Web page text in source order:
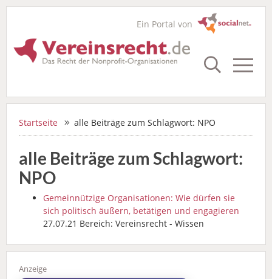
Ein Portal von
Startseite alle Beiträge zum Schlagwort: NPO
alle Beiträge zum Schlagwort:
NPO
Gemeinnützige Organisationen: Wie dürfen sie
sich politisch äußern, betätigen und engagieren
27.07.21 Bereich: Vereinsrecht - Wissen